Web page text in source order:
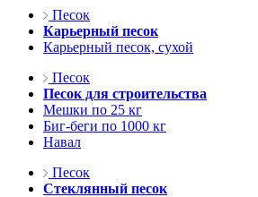
Песок
Карьерный песок
Карьерный песок, сухой
Песок
Песок для строительства
Мешки по 25 кг
Биг-беги по 1000 кг
Навал
Песок
Стеклянный песок